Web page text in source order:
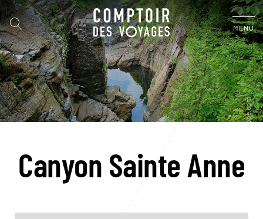
MENU
Canyon Sainte Anne